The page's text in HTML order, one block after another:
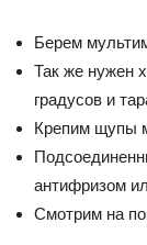
Берем
Так же нужен
градусов и
Крепим щупы
антифризом
Смотрим на